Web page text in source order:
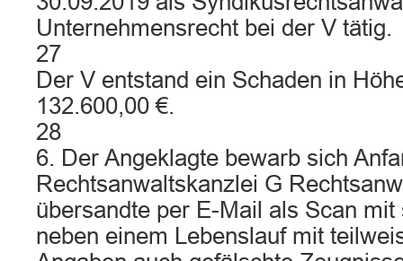
Unternehmensrecht bei der V tätig.
27
Der V entstand ein Schaden in
132.600,00 €.
28
6. Der Angeklagte bewarb sich
Rechtsanwaltskanzlei G
übersandte per E-Mail als Scan
neben einem Lebenslauf mit